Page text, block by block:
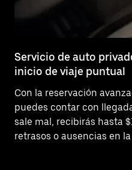
Servicio de auto
inicio de viaje puntual
Con la reservación
puedes contar con
sale mal, recibirás hasta
retrasos o ausencias en